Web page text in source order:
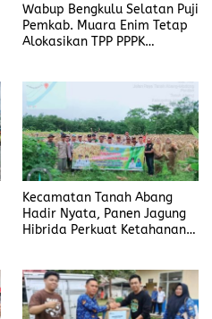
Wabup Bengkulu Selatan Puji
Pemkab. Muara Enim Tetap
Alokasikan TPP PPPK
Kecamatan Tanah Abang
Hadir Nyata, Panen Jagung
Hibrida Perkuat Ketahanan